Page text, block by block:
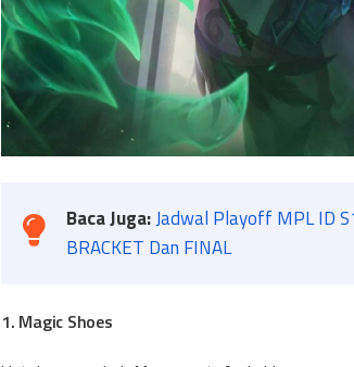
Baca Juga:Jadwal Playoff MPL ID
BRACKET Dan FINAL
1. Magic Shoes